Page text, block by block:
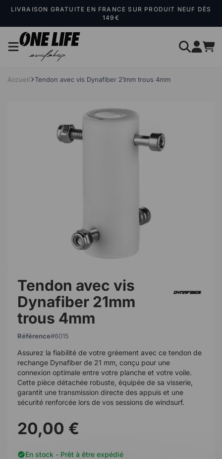
LIVRAISON GRATUITE EN FRANCE SUR PRODUIT NEUF DÈS
149€
Accueil Tendon avec vis Dynafiber 21mm trous 4mm
Tendon avec vis
Dynafiber 21mm
trous 4mm
Référence 6015
Assurez la fiabilité de votre gréement avec ce tendon de
rechange Dynafiber de 21 mm, conçu pour une
connexion optimale entre votre planche et votre voile.
Cette pièce détachée robuste, équipée de sa visserie,
garantit une transmission directe des appuis et une
sécurité renforcée lors de vos sessions de windsurf.
20,00 €
En stock - Prêt à être expédié